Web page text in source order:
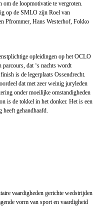
om de loopmotivatie te vergroten.
op de SMLO zijn Roel van
Pfrommer, Hans Westerhof, Fokko
opleidingen op het OCLO
dat ‘s nachts wordt
is de legerplaats Ossendrecht.
dat met zeer weinig juryleden
onder moeilijke omstandigheden
is de tokkel in het donker. Het is een
heeft gehandhaafd.
vaardigheden gerichte wedstrijden
vorm van sport en vaardigheid